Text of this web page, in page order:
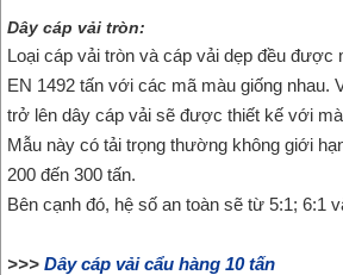
Dây cáp vải tròn:
Loại cáp vải tròn và cáp vải dẹp đều được
EN 1492 tấn với các mã màu giống nhau.
trở lên dây cáp vải sẽ được thiết kế với
Mẫu này có tải trọng thường không giới
200 đến 300 tấn.
Bên cạnh đó, hệ số an toàn sẽ từ 5:1; 6:1
>>> Dây cáp vải cẩu hàng 10 tấn